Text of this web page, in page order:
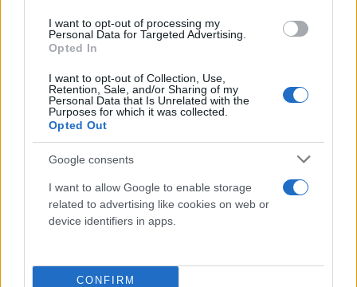
I want to opt-out of processing my
Personal Data for Targeted Advertising.
Opted In
I want to opt-out of Collection, Use,
Retention, Sale, and/or Sharing of my
Personal Data that Is Unrelated with the
Purposes for which it was collected.
Opted Out
Google consents
I want to allow Google to enable storage
related to advertising like cookies on web or
device identifiers in apps.
CONFIRM
συρμούς του Προαστιακού που παραλίγο θα
συγκρούονταν.
Στο πλαίσιο της έρευνας θα ζητηθούν πορίσματα
ΟΣΕ, θα ληφθούν όλες οι αναγκαίες καταθέσεις
και επίσης θα ζητηθούν τα ηχητικά ντοκουμέντα
για την πλήρη διερεύνηση της υπόθεση.
Ο προϊστάμενος της εισαγγελίας πρωτοδικών
Αθηνών Αντώνης Ελευθεριάνος έδωσε ήδη εντολή
εξέτασης στο πλαίσιο της οποίας θα διερευνηθεί το